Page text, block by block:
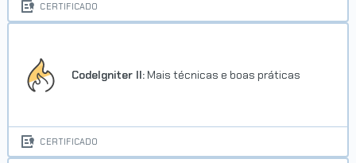
CERTIFICADO
CodeIgniter II: Mais técnicas e boas práticas
CERTIFICADO